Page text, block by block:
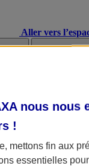
Aller vers
nous nous
!
mettons fin aux
essentielles